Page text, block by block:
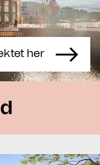
her